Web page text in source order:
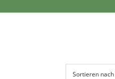
Sortieren nach